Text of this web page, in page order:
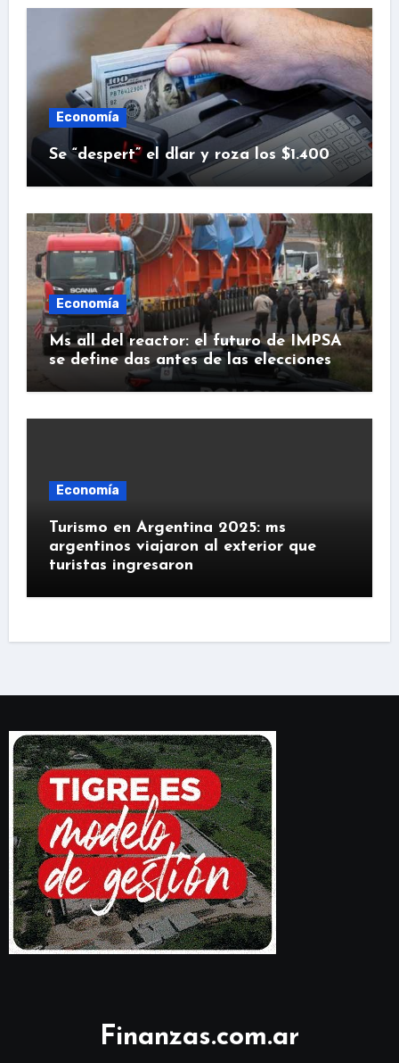
Economía
Se “despert” el dlar y roza los $1.400
Economía
Ms all del reactor: el futuro de IMPSA
se define das antes de las elecciones
Economía
Turismo en Argentina 2025: ms
argentinos viajaron al exterior que
turistas ingresaron
Finanzas.com.ar